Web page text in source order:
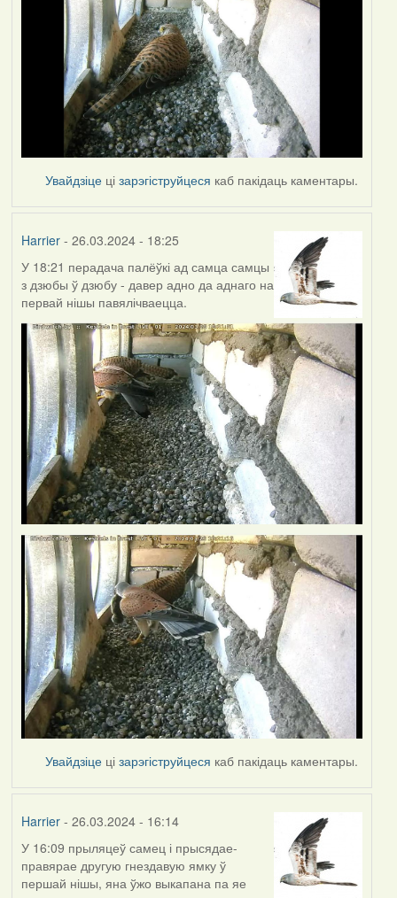
Увайдзіце цізарэгіструйцеся каб пакідаць каментары.
Harrier- 26.03.2024 - 18:25
У 18:21 перадача палёўкі ад самца самцы
з дзюбы ў дзюбу - давер адно да аднаго на
первай нішы павялічваецца.
Увайдзіце цізарэгіструйцеся каб пакідаць каментары.
Harrier- 26.03.2024 - 16:14
У 16:09 прыляцеў самец і прысядае-
правярае другую гнездавую ямку ў
першай нішы, яна ўжо выкапана па яе